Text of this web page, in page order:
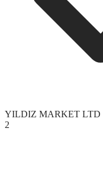
YILDIZ MARKET LTD
2